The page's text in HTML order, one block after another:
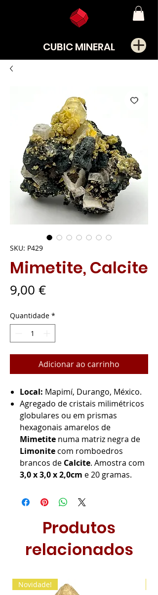
CUBIC MINERAL
SKU: P429
Mimetite, Calcite
9,00 €Preço
Quantidade *
Adicionar ao carrinho
Local: Mapimí, Durango, México.
Agregado de cristais milimétricos
globulares ou em prismas
hexagonais amarelos de
Mimetite numa matriz negra de
Limonite com romboedros
brancos de Calcite. Amostra com
3,0 x 3,0 x 2,0cm e 20 gramas.
Produtos
relacionados
Novidade!